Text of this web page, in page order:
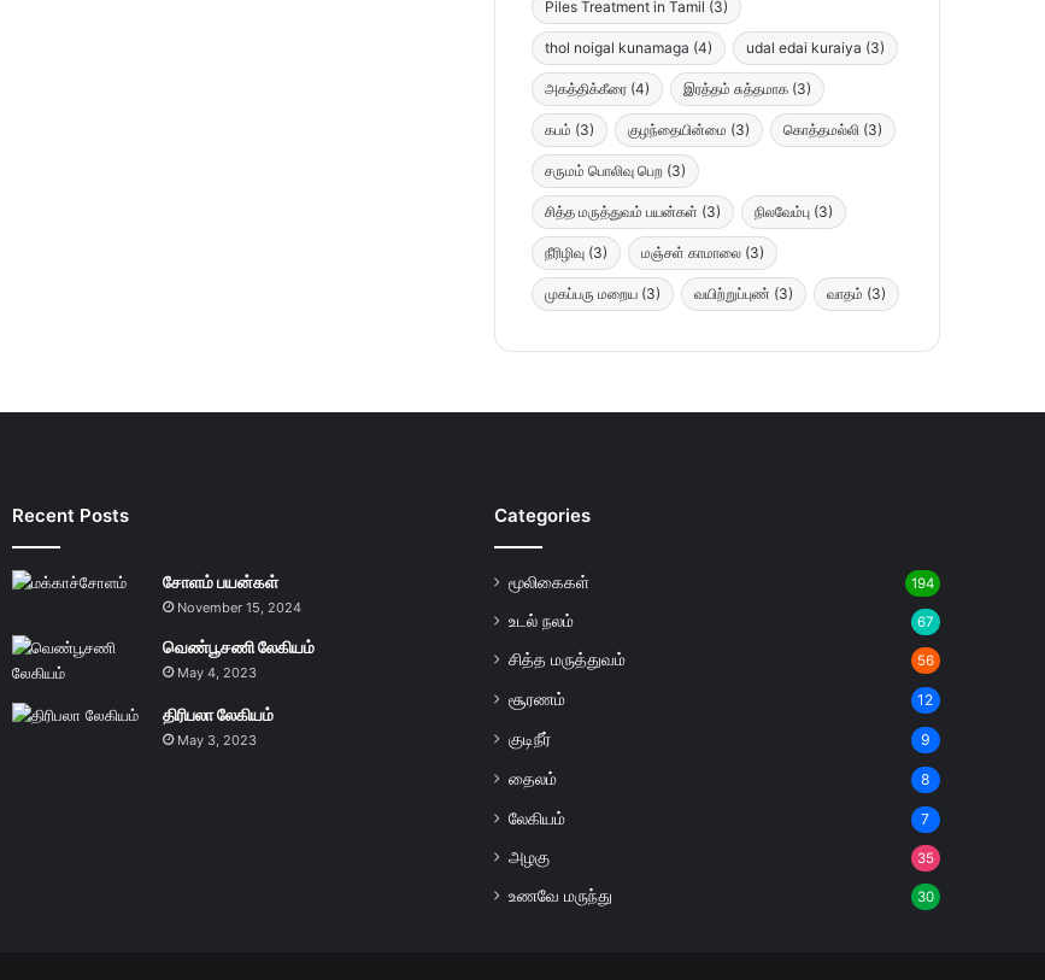
Piles Treatment in Tamil (3)
thol noigal kunamaga (4) udal edai kuraiya (3)
அகத்திக்கீரை (4) இரத்தம் சுத்தமாக (3)
கபம் (3) குழந்தையின்மை (3) கொத்தமல்லி (3)
சருமம் பொலிவு பெற (3)
சித்த மருத்துவம் பயன்கள் (3) நிலவேம்பு (3)
நீரிழிவு (3) மஞ்சள் காமாலை (3)
முகப்பரு மறைய (3) வயிற்றுப்புண் (3) வாதம் (3)
Recent Posts
சோளம் பயன்கள்
November 15, 2024
வெண்பூசணி லேகியம்
May 4, 2023
திரிபலா லேகியம்
May 3, 2023
Categories
மூலிகைகள் 194
உடல் நலம் 67
சித்த மருத்துவம் 56
சூரணம் 12
குடிநீர் 9
தைலம் 8
லேகியம் 7
அழகு 35
உணவே மருந்து 30